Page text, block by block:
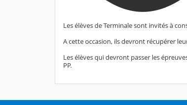
Les élèves de Terminale sont invités à
A cette occasion, ils devront récupérer
Les élèves qui devront passer les
PP.